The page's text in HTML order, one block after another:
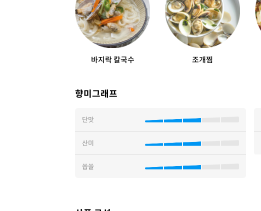
바지락 칼국수 조개찜
향미그래프
단맛
산미
씁쓸